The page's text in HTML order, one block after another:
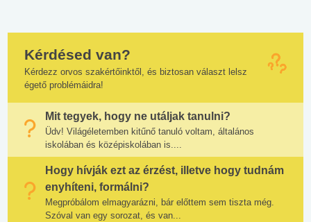
Kérdésed van?
Kérdezz orvos szakértőinktől, és biztosan választ lelsz
égető problémáidra!
Mit tegyek, hogy ne utáljak tanulni?
Üdv! Világéletemben kitűnő tanuló voltam, általános
iskolában és középiskolában is....
Hogy hívják ezt az érzést, illetve hogy tudnám
enyhíteni, formálni?
Megpróbálom elmagyarázni, bár előttem sem tiszta még.
Szóval van egy sorozat, és van...